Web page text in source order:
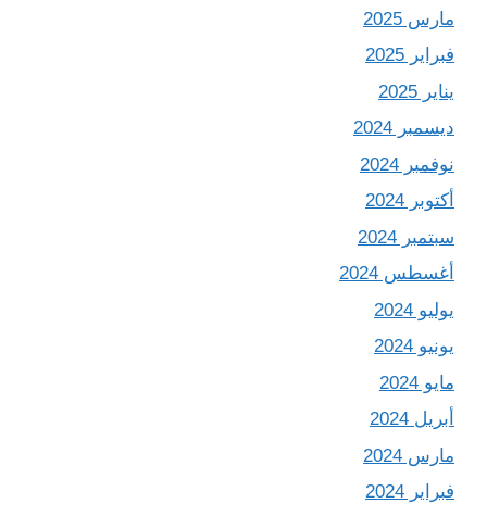
مارس 2025
فبراير 2025
يناير 2025
ديسمبر 2024
نوفمبر 2024
أكتوبر 2024
سبتمبر 2024
أغسطس 2024
يوليو 2024
يونيو 2024
مايو 2024
أبريل 2024
مارس 2024
فبراير 2024